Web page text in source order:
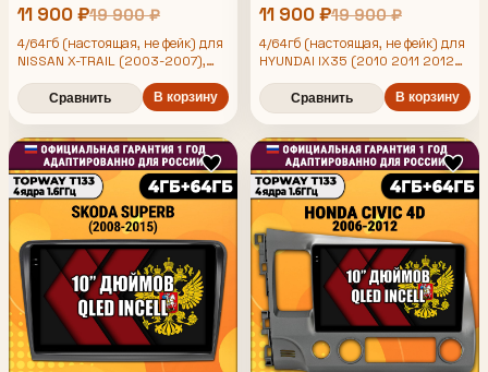
11 900 ₽19 900 ₽
4/64гб (настоящая, не фейк) для
NISSAN X-TRAIL (2003-2007),
Android магнитола с
усилителем TDA7851
Сравнить В корзину
11 900 ₽19 900 ₽
4/64гб (настоящая, не фейк) для
HYUNDAI IX35 (2010 2011 2012
магнитола с усилителем
TDA7851
Сравнить В корзину